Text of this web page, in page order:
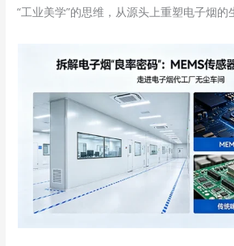
“工业美学”的思维，从源头上重塑电子烟的